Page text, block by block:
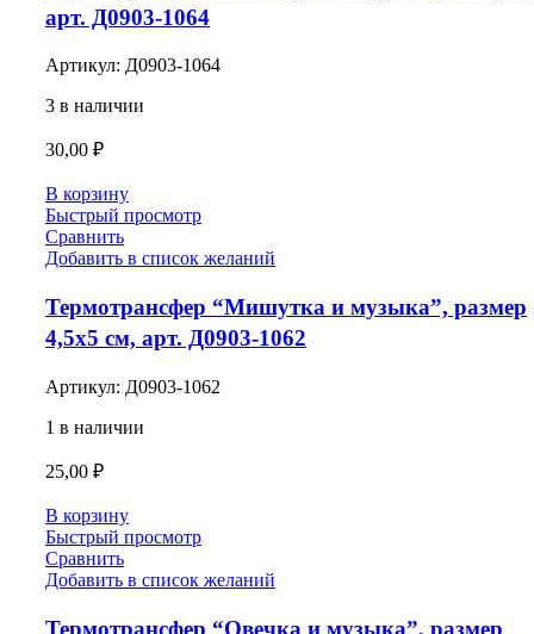
арт. Д0903-1064
Артикул: Д0903-1064
3 в наличии
30,00 ₽
В корзину
Быстрый просмотр
Сравнить
Добавить в список желаний
Термотрансфер “Мишутка и музыка”, размер
4,5х5 см, арт. Д0903-1062
Артикул: Д0903-1062
1 в наличии
25,00 ₽
В корзину
Быстрый просмотр
Сравнить
Добавить в список желаний
Термотрансфер “Овечка и музыка”, размер